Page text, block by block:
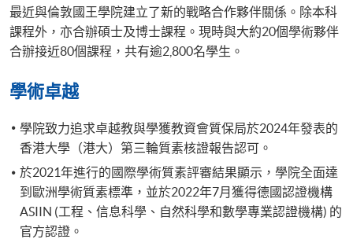
最近與倫敦國王學院建立了新的戰略合作夥伴關係。除本科
課程外，亦合辦碩士及博士課程。現時與大約20個學術夥伴
合辦接近80個課程，共有逾2,800名學生。
學術卓越
學院致力追求卓越教與學獲教資會質保局於2024年發表的
香港大學（港大）第三輪質素核證報告認可。
於2021年進行的國際學術質素評審結果顯示，學院全面達
到歐洲學術質素標準，並於2022年7月獲得德國認證機構
ASIIN (工程、信息科學、自然科學和數學專業認證機構) 的
官方認證。